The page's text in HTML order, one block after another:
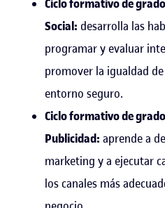
Ciclo formativo de
Social: desarrolla las
programar y evaluar
promover la igualdad
entorno seguro.
Ciclo formativo de
Publicidad: aprende a
marketing y a ejecutar
los canales más